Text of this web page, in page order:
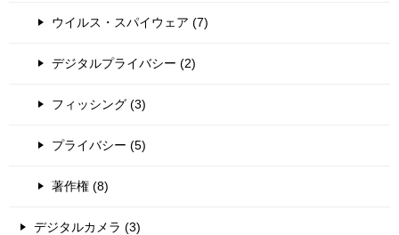
ウイルス・スパイウェア (7)
デジタルプライバシー (2)
フィッシング (3)
プライバシー (5)
著作権 (8)
デジタルカメラ (3)